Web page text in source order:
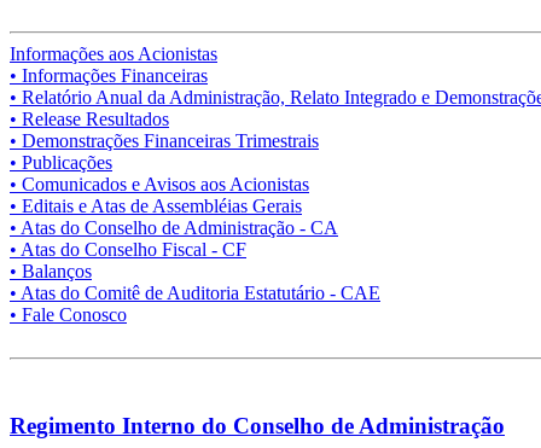
Informações aos Acionistas
• Informações Financeiras
• Relatório Anual da Administração, Relato Integrado e
• Release Resultados
• Demonstrações Financeiras Trimestrais
• Publicações
• Comunicados e Avisos aos Acionistas
• Editais e Atas de Assembléias Gerais
• Atas do Conselho de Administração - CA
• Atas do Conselho Fiscal - CF
• Balanços
• Atas do Comitê de Auditoria Estatutário - CAE
• Fale Conosco
Regimento Interno do Conselho de Administração